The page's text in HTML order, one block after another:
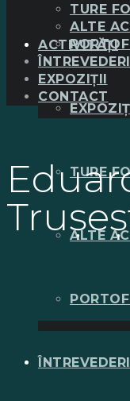
ACTIVITĂȚI
TURE
ALTE
TURE
ALTE
EXPOZIȚII
CONTACT